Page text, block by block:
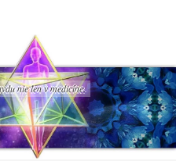
nie len v medicíne.